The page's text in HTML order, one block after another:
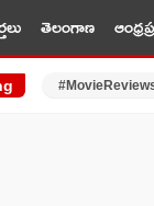
తెలంగాణ